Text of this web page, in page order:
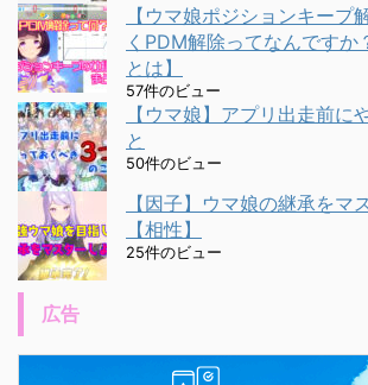
【ウマ娘ポジションキープ
くPDM解除ってなんですか
とは】
57件のビュー
【ウマ娘】アプリ出走前に
と
50件のビュー
【因子】ウマ娘の継承をマ
【相性】
25件のビュー
広告